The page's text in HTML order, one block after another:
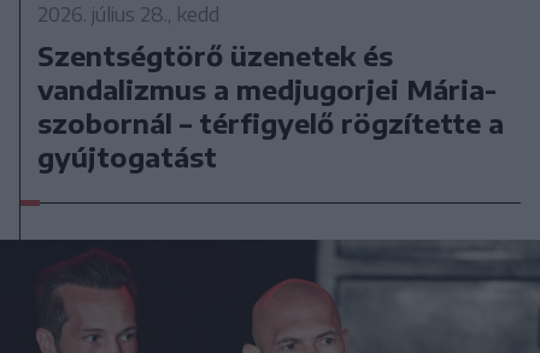
2026. július 28., kedd
Szentségtörő üzenetek és
vandalizmus a medjugorjei Mária-
szobornál – térfigyelő rögzítette a
gyújtogatást